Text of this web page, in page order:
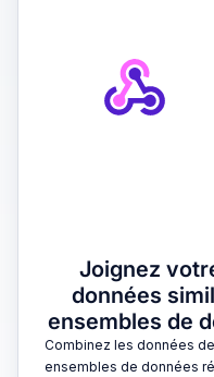
Joignez
données
ensembles de
Combinez les données
ensembles de données